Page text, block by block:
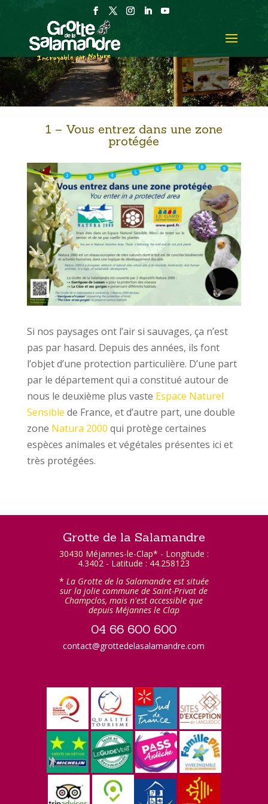
1 – Vous entrez dans une zone
protégée
Si nos paysages ont l’air si sauvages, ça n’est
pas par hasard. Depuis des années, ils font
l’objet d’une protection particulière. D’une part
par le département qui a constitué autour de
nous le deuxième plus vaste Espace Naturel
Sensible de France, et d’autre part, une double
zone Natura 2000 qui protège certaines
espèces animales et végétales présentes ici et
très protégées.
Grotte de la Salamandre
30430 Méjannes-le-Clap* - Longitude :
4.3402 - Latitude : 44.258123
* La Grotte de la Salamandre est située
sur la jolie commune de Saint-Privat de
Champclos, mais n'est accessible que
depuis Méjannes le Clap
04 66 600 600
contact@grottedelasalamandre.com